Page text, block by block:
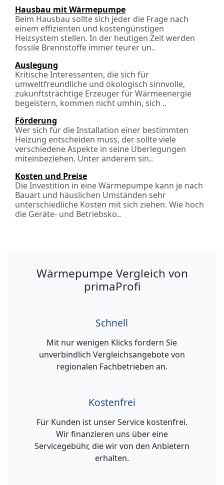
Hausbau mit Wärmepumpe
Beim Hausbau sollte sich jeder die Frage nach
einem effizienten und kostengünstigen
Heizsystem stellen. In der heutigen Zeit werden
fossile Brennstoffe immer teurer un..
Auslegung
Kritische Interessenten, die sich für
umweltfreundliche und ökologisch sinnvolle,
zukunftsträchtige Erzeuger für Wärmeenergie
begeistern, kommen nicht umhin, sich ..
Förderung
Wer sich für die Installation einer bestimmten
Heizung entscheiden muss, der sollte viele
verschiedene Aspekte in seine Überlegungen
miteinbeziehen. Unter anderem sin..
Kosten und Preise
Die Investition in eine Wärmepumpe kann je nach
Bauart und häuslichen Umständen sehr
unterschiedliche Kosten mit sich ziehen. Wie hoch
die Geräte- und Betriebsko..
Wärmepumpe Vergleich von
primaProfi
Schnell
Mit nur wenigen Klicks fordern Sie
unverbindlich Vergleichsangebote von
regionalen Fachbetrieben an.
Kostenfrei
Für Kunden ist unser Service kostenfrei.
Wir finanzieren uns über eine
Servicegebühr, die wir von den Anbietern
erhalten.